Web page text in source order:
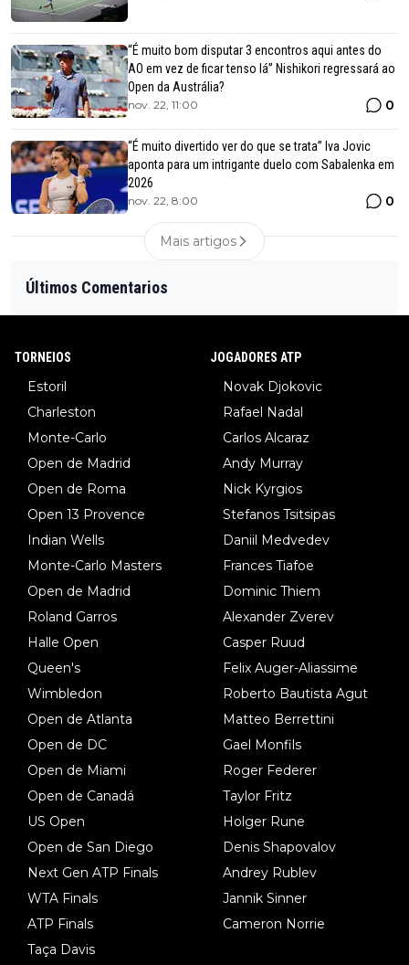
“É muito bom disputar 3 encontros aqui antes do
AO em vez de ficar tenso lá” Nishikori regressará ao
Open da Austrália?
nov. 22, 11:00 0
“É muito divertido ver do que se trata” Iva Jovic
aponta para um intrigante duelo com Sabalenka em
2026
nov. 22, 8:00 0
Mais artigos
Últimos Comentarios
TORNEIOS
Estoril
Charleston
Monte-Carlo
Open de Madrid
Open de Roma
Open 13 Provence
Indian Wells
Monte-Carlo Masters
Open de Madrid
Roland Garros
Halle Open
Queen's
Wimbledon
Open de Atlanta
Open de DC
Open de Miami
Open de Canadá
US Open
Open de San Diego
Next Gen ATP Finals
WTA Finals
ATP Finals
Taça Davis
JOGADORES ATP
Novak Djokovic
Rafael Nadal
Carlos Alcaraz
Andy Murray
Nick Kyrgios
Stefanos Tsitsipas
Daniil Medvedev
Frances Tiafoe
Dominic Thiem
Alexander Zverev
Casper Ruud
Felix Auger-Aliassime
Roberto Bautista Agut
Matteo Berrettini
Gael Monfils
Roger Federer
Taylor Fritz
Holger Rune
Denis Shapovalov
Andrey Rublev
Jannik Sinner
Cameron Norrie